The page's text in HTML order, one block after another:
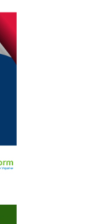
від
працює весь
згадали. А
зробити
це стало